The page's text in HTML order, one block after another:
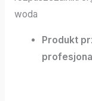
woda
Produkt